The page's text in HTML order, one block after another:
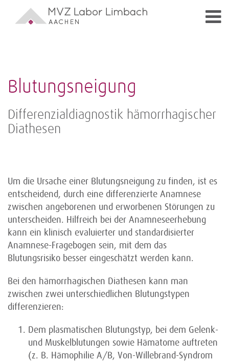
Blutungsneigung
Differenzialdiagnostik hämorrhagischer
Diathesen
Um die Ursache einer Blutungsneigung zu finden, ist es
entscheidend, durch eine differenzierte Anamnese
zwischen angeborenen und erworbenen Störungen zu
unterscheiden. Hilfreich bei der Anamneseerhebung
kann ein klinisch evaluierter und standardisierter
Anamnese-Fragebogen sein, mit dem das
Blutungsrisiko besser eingeschätzt werden kann.
Bei den hämorrhagischen Diathesen kann man
zwischen zwei unterschiedlichen Blutungstypen
differenzieren:
Dem plasmatischen Blutungstyp, bei dem Gelenk-
und Muskelblutungen sowie Hämatome auftreten
(z. B. Hämophilie A/B, Von-Willebrand-Syndrom